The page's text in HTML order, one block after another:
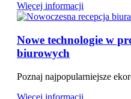
Więcej informacji
Nowe technologie w
biurowych
Poznaj najpopularniejsze
Więcej informacji